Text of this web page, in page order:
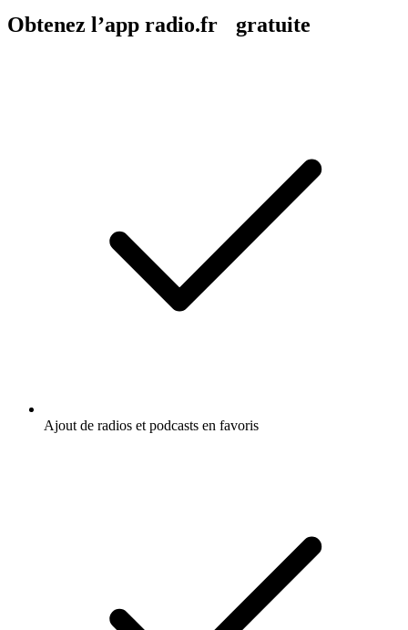
Obtenez l’app radio.fr gratuite
Ajout de radios et podcasts en favoris